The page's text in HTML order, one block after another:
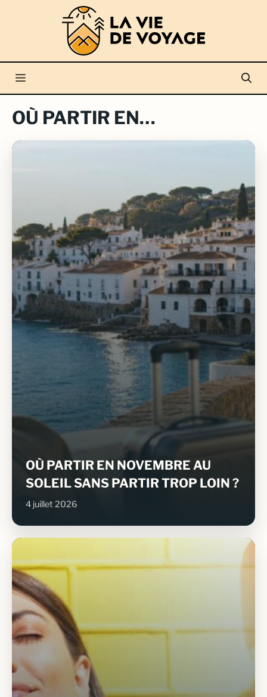
Menu
OÙ PARTIR EN…
OÙ PARTIR EN NOVEMBRE AU
SOLEIL SANS PARTIR TROP LOIN ?
4 juillet 2026